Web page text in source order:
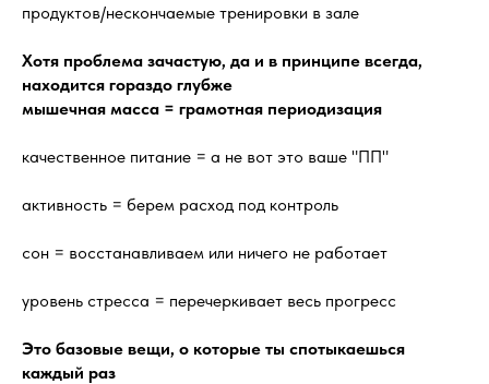
продуктов/нескончаемые тренировки в зале
Хотя проблема зачастую, да и в принципе всегда,
находится гораздо глубже
мышечная масса = грамотная периодизация
качественное питание = а не вот это ваше "ПП"
активность = берем расход под контроль
сон = восстанавливаем или ничего не работает
уровень стресса = перечеркивает весь прогресс
Это базовые вещи, о которые ты спотыкаешься
каждый раз